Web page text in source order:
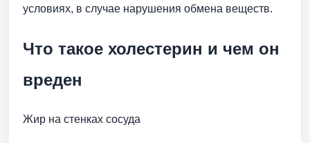
условиях, в случае нарушения обмена веществ.
Что такое холестерин и чем он
вреден
Жир на стенках сосуда